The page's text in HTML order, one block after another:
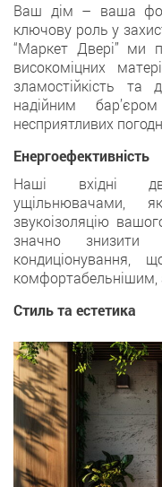
Ваш дім – ваша
ключову роль у
“Маркет Двері” ми
високоміцних
зламостійкість та
надійним
несприятливих
Енергоефективність
Наші вхідні
ущільнювачами,
звукоізоляцію
значно
комфортабельнішим,
Стиль та естетика